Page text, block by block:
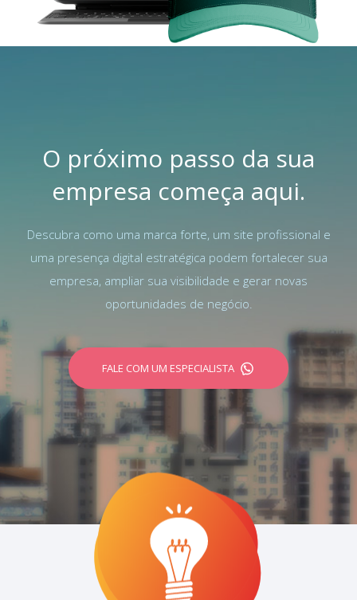
O próximo passo da sua
empresa começa aqui.
Descubra como uma marca forte, um site profissional e
uma presença digital estratégica podem fortalecer sua
empresa, ampliar sua visibilidade e gerar novas
oportunidades de negócio.
FALE COM UM ESPECIALISTA